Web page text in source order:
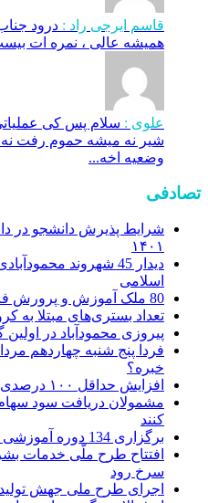
قاسم ایرجی راد : درود
همیشه عالی ، نمره ات
علوی : سلام پس کی
شیر نه میشه حموم رفت نه
وضعیه اخه...
تصادفی
شرایط پذیرش دانشجو در
۱۴۰۱
دیدار 45 شهروند
اسلامی
80 ملک آموزش و پرورش فاقد سند و در تعرض هستند
تعداد بستری‌های مبتلا به کرونا به ۴۰
پیروزی محمودآباد در
خبره؟
افزایش حداقل ۱۰۰ درصدی جریمه ۷ تخلف رانندگی
مشمولان دریافت سود
کنند
برگزاری 134 دوره آموزشی ترویجی کشاورزی در محمودآباد
افتتاح طرح ملّی خدمات
سرخ رود
اجرای طرح ملی جهش تولید